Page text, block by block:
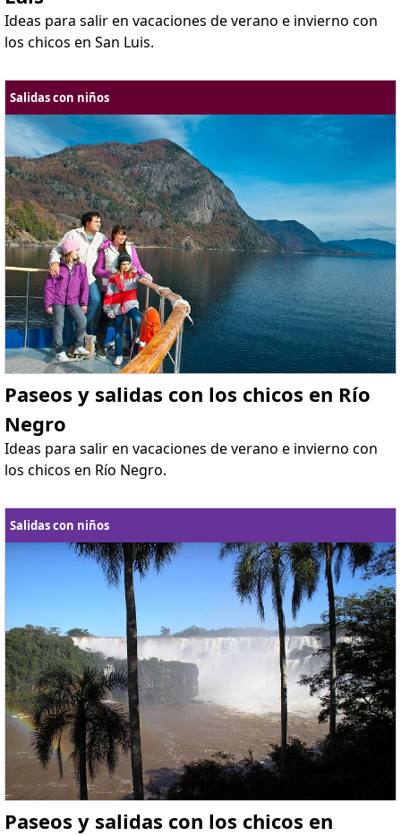
Ideas para salir en vacaciones de verano e invierno con
los chicos en San Luis.
Salidas con niños
Paseos y salidas con los chicos en Río
Negro
Ideas para salir en vacaciones de verano e invierno con
los chicos en Río Negro.
Salidas con niños
Paseos y salidas con los chicos en